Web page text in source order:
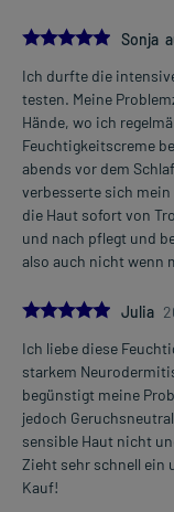
5.0
Sonja
Ich durfte die
testen. Meine
Hände, wo ich
Feuchtigkeitscreme
abends vor dem
verbesserte sich
die Haut sofort von
und nach pflegt und
also auch nicht wenn
5.0
Julia
Ich liebe diese
starkem
begünstigt meine
jedoch
sensible Haut nicht
Zieht sehr schnell ein
Kauf!